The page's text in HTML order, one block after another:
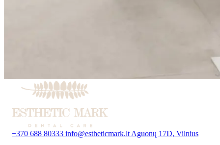
+370 688 80333 info@estheticmark.lt Aguonų 17D, Vilnius